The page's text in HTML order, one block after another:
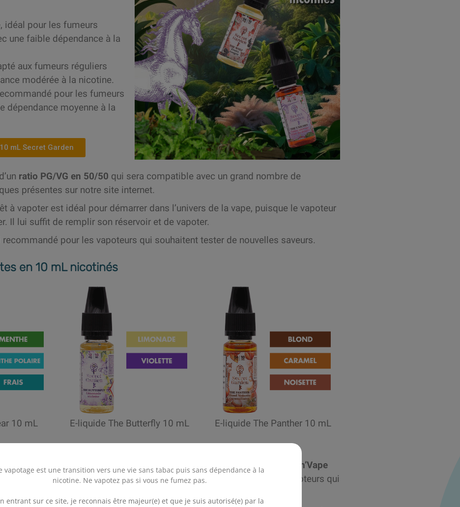
vapotage est une transition vers une vie sans tabac puis sans dépendance à la
nicotine. Ne vapotez pas si vous ne fumez pas.
entrant sur ce site, je reconnais être majeur(e) et que je suis autorisé(e) par la
idéal pour les fumeurs
une faible dépendance à la
aux fumeurs réguliers
modérée à la nicotine.
pour les fumeurs
dépendance moyenne à la
mL Secret Garden
ratio PG/VG en 50/50 qui sera compatible avec un grand nombre de
présentes sur notre site internet.
à vapoter est idéal pour démarrer dans l’univers de la vape, puisque le vapoteur
Il lui suffit de remplir son réservoir et de vapoter.
pour les vapoteurs qui souhaitent tester de nouvelles saveurs.
en 10 mL nicotinés
10 mL E-liquide The Butterfly 10 mL E-liquide The Panther 10 mL
Secret Garden vous sont également proposées au
format Mix’n’Vape
ou 100 mL (5 recettes). Ce format est dédié principalement aux vapoteurs qui
de nicotine situés entre 0 et 6 mg/mL.